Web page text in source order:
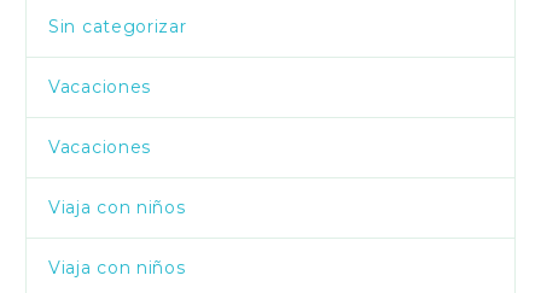
Sin categorizar
Vacaciones
Vacaciones
Viaja con niños
Viaja con niños